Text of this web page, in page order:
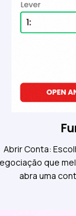
Abrir Conta:
que
abra uma